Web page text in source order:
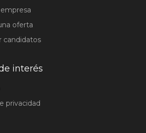
oferta
candidatos
interés
privacidad